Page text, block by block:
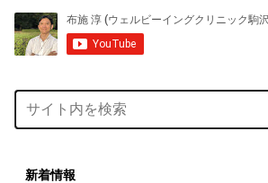
新着情報